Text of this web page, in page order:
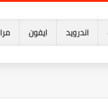
اندرويد ايفون